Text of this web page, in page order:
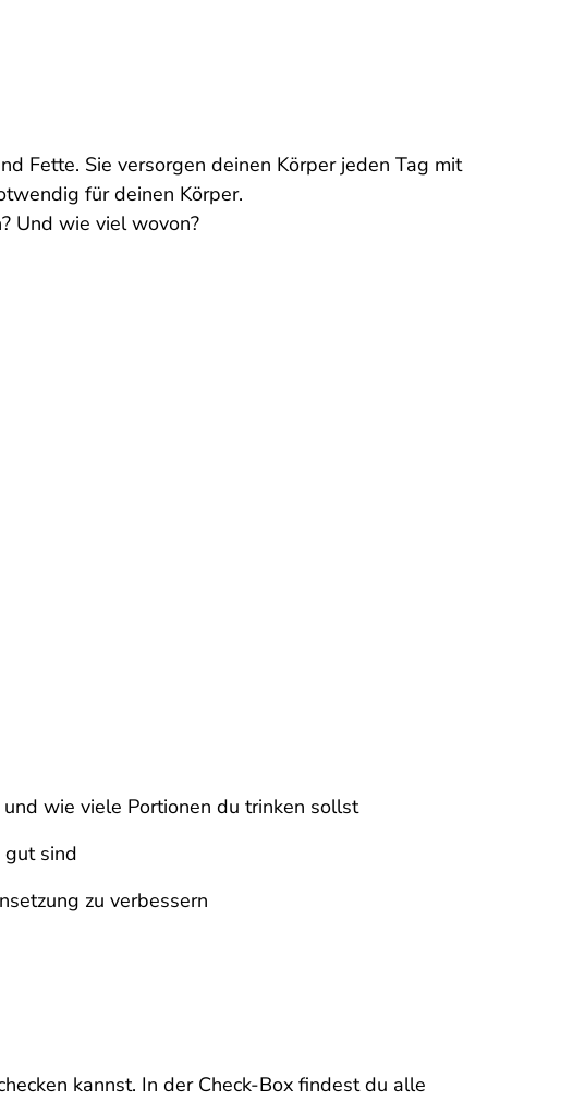
Fette. Sie versorgen deinen Körper jeden Tag mit
für deinen Körper.
Und wie viel wovon?
wie viele Portionen du trinken sollst
gut sind
zu verbessern
kannst. In der Check-Box findest du alle